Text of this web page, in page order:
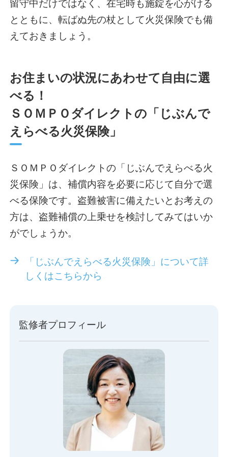
留守中だけではなく、在宅時も施錠を心がける
とともに、転ばぬ先の杖として火災保険でも備
えておきましょう。
お住まいの状況にあわせて自由に選
べる！
ＳＯＭＰＯダイレクトの「じぶんで
えらべる火災保険」
ＳＯＭＰＯダイレクトの「じぶんでえらべる火
災保険」は、補償内容を必要に応じて自分で選
べる保険です。盗難被害に備えたいとお考えの
方は、盗難補償の上乗せを検討してみてはいか
がでしょうか。
「じぶんでえらべる火災保険」について詳
しくはこちらから
監修者プロフィール